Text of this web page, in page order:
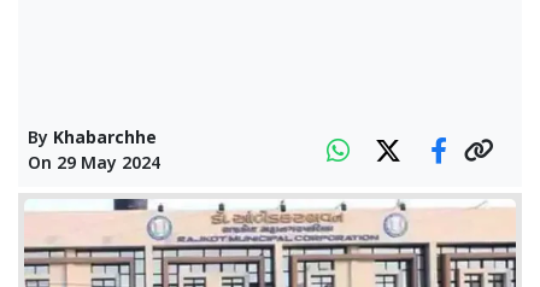
By Khabarchhe
On 29 May 2024